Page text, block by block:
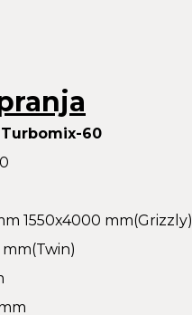
Turbomix-60
1550x4000 mm(Grizzly)